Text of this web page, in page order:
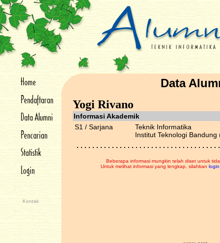
Kontak
Data
Yogi Rivano
Informasi Akademik
S1 / Sarjana
Teknik Informatika
Institut Teknologi Bandung
. . . . . . . . . . . . . . . . . . . . . . . . . . . . . . . . . . . .
Beberapa informasi mungkin telah diset untuk
Untuk melihat informasi yang lengkap, silahkan login